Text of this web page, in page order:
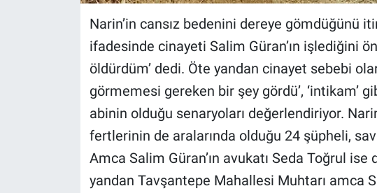
Narin’in cansız bedenini dereye gömdüğünü
ifadesinde cinayeti Salim Güran’ın işlediğini
öldürdüm’ dedi. Öte yandan cinayet sebebi
görmemesi gereken bir şey gördü’, ‘intikam’
abinin olduğu senaryoları değerlendiriyor.
fertlerinin de aralarında olduğu 24 şüpheli,
Amca Salim Güran’ın avukatı Seda Toğrul ise
yandan Tavşantepe Mahallesi Muhtarı amca